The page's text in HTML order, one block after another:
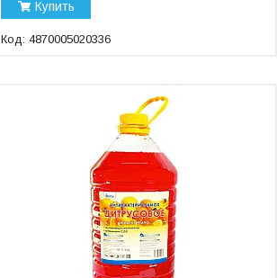
Купить
4870005020336